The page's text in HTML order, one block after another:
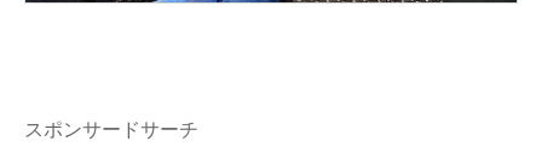
スポンサードサーチ